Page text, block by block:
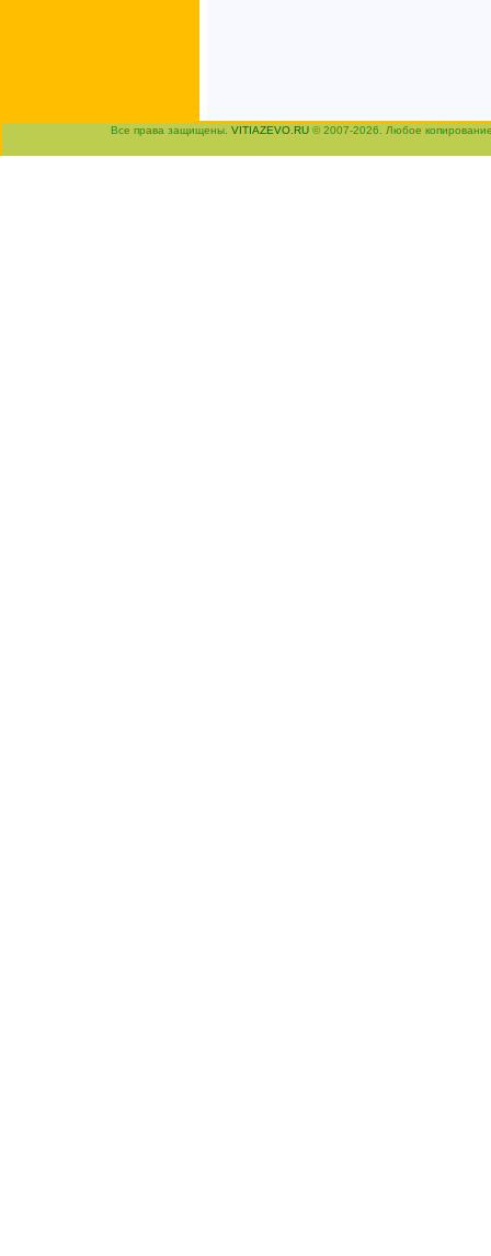
Все права защищены. VITIAZEVO.RU © 2007-2026. Любое